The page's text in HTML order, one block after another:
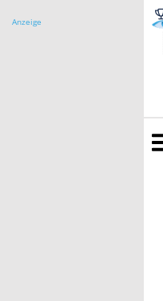
Anzeige